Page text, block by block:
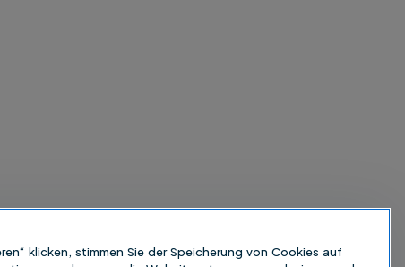
klicken, stimmen Sie der Speicherung von Cookies auf